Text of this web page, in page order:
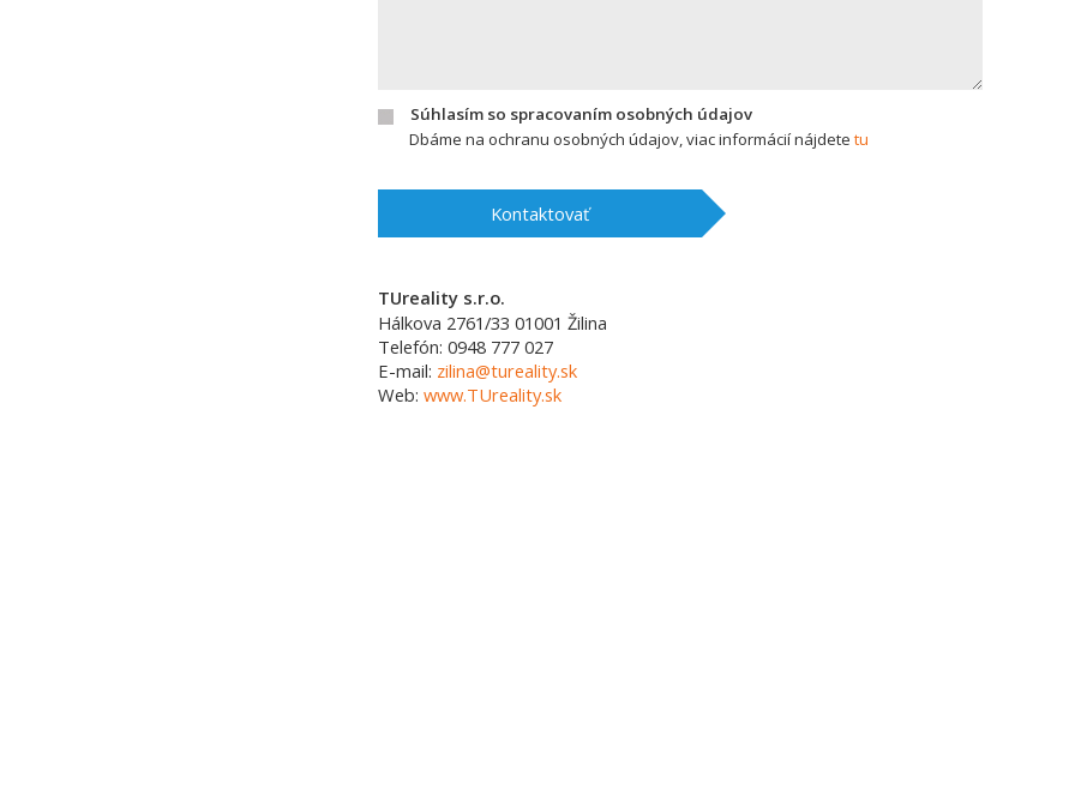
Súhlasím so spracovaním osobných údajov
Dbáme na ochranu osobných údajov, viac informácií nájdete tu
Kontaktovať
TUreality s.r.o.
Hálkova 2761/33 01001 Žilina
Telefón: 0948 777 027
E-mail: zilina@tureality.sk
Web: www.TUreality.sk